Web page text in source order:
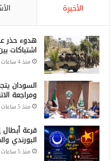
الأخيرة
هدوء حذر
اشتباكات
منذ 4 ساعات
السودان
ومراجعة
منذ 5 ساعات
قرعة أبطال
البورندي
منذ 5 ساعات